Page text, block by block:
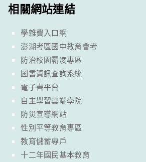
相關網站連結
學雜費入口網
澎湖考區國中教育會考
防治校園霸凌專區
圖書資訊查詢系統
電子書平台
自主學習雲端學院
防災宣導網站
性別平等教育專區
教育儲蓄專戶
十二年國民基本教育